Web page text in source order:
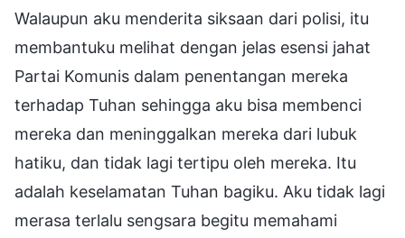
Walaupun aku menderita siksaan dari polisi, itu
membantuku melihat dengan jelas esensi jahat
Partai Komunis dalam penentangan mereka
terhadap Tuhan sehingga aku bisa membenci
mereka dan meninggalkan mereka dari lubuk
hatiku, dan tidak lagi tertipu oleh mereka. Itu
adalah keselamatan Tuhan bagiku. Aku tidak lagi
merasa terlalu sengsara begitu memahami